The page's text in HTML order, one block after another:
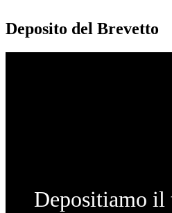
Deposito del Brevetto
Depositiamo il